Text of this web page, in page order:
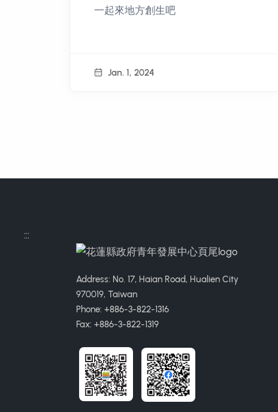
一起來地方創生吧
Jan. 1, 2024
:::
Address: No. 17, Haian Road, Hualien City
970019, Taiwan
Phone: +886-3-822-1316
Fax: +886-3-822-1319